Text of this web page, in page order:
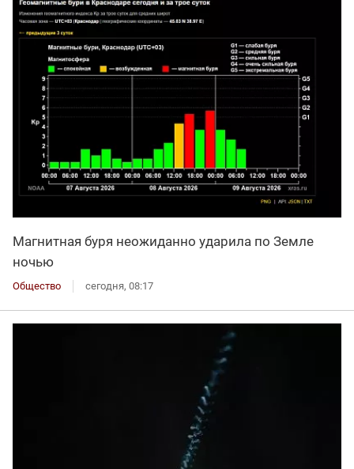
Магнитная буря неожиданно ударила по Земле
ночью
Общество сегодня, 08:17